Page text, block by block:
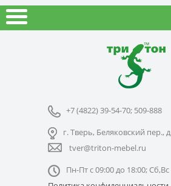
+7 (4822) 39-54-70; 509-888
г. Тверь, Беляковский пер.,
tver@triton-mebel.ru
Пн-Пт с 09:00 до 18:00;